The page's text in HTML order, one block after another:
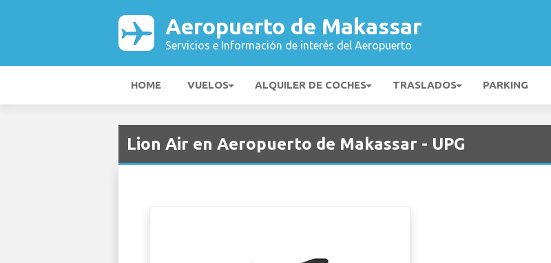
Aeropuerto de Makassar
Servicios e Información de interés del Aeropuerto
HOME VUELOS ALQUILER DE COCHES TRASLADOS PARKING
Lion Air en Aeropuerto de Makassar - UPG